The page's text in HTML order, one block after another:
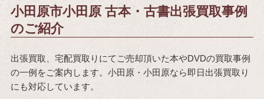
小田原市小田原 古本・古書出張買取事例
のご紹介
出張買取、宅配買取りにてご売却頂いた本やDVDの買取事例
の一例をご案内します。小田原・小田原なら即日出張買取り
にも対応しています。